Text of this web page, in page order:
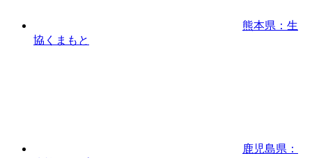
熊本県：生
協くまもと
鹿児島県：